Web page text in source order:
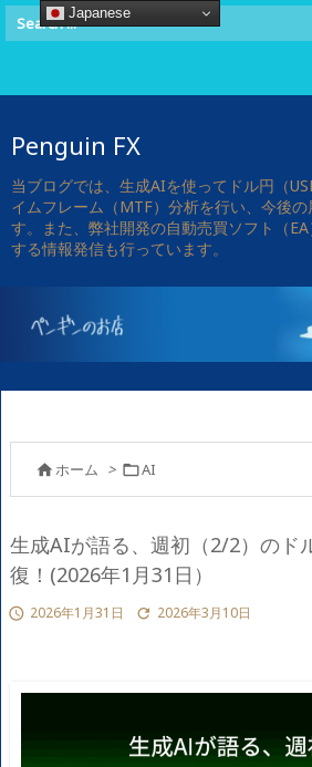
Penguin FX
当ブログでは、生成AIを使ってドル円（
イムフレーム（MTF）分析を行い、今後
す。また、弊社開発の自動売買ソフト（
する情報発信も行っています。
ホーム > AI
生成AIが語る、週初（2/2）のド
復！(2026年1月31日）
 2026年1月31日  2026年3月10日
Japanese